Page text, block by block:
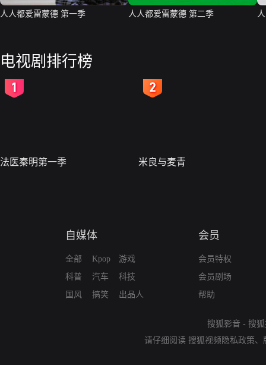
人人都爱雷蒙德 第一季 人人都爱雷蒙德 第二季
电视剧排行榜
法医秦明第一季 米良与麦青
自媒体
全部
科普
国风
Kpop
汽车
搞笑
游戏
科技
出品人
会员
会员特权
会员剧场
帮助
搜狐影音 - 搜
请仔细阅读 搜狐视频隐私政策、